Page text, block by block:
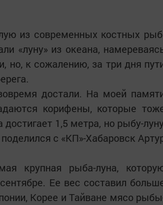
из современных костных
«луну» из океана,
но, к сожалению, за три дня
достали. На моей
корифены, которые
1,5 метра, но рыбу-
с «КП»-Хабаровск
крупная рыба-луна,
Ее вес составил
Корее и Тайване мясо